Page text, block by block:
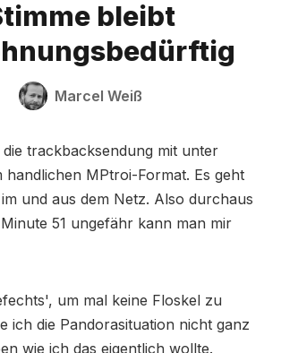
bleibt
Marcel Weiß
trackbacksendung mit unter
handlichen MPtroi-Format. Es geht
und aus dem Netz. Also durchaus
51 ungefähr kann man mir
um mal keine Floskel zu
ich die Pandorasituation nicht ganz
wie ich das eigentlich wollte.